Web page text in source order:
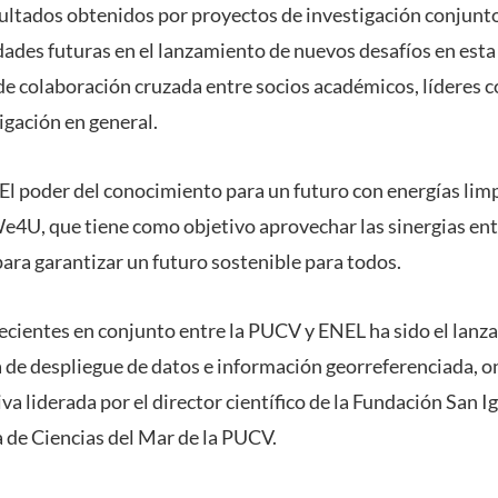
obtenidos por proyectos de investigación
futuras en el lanzamiento de nuevos desafíos en
colaboración cruzada entre socios académicos, líderes
en general.
poder del conocimiento para un futuro con energías
que tiene como objetivo aprovechar las sinergias
garantizar un futuro sostenible para todos.
en conjunto entre la PUCV y ENEL ha sido el
despliegue de datos e información georreferenciada,
liderada por el director científico de la Fundación San
Ciencias del Mar de la PUCV.